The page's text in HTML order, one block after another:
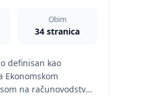
Obim
34 stranica
definisan kao
Ekonomskom
na računovodstvo